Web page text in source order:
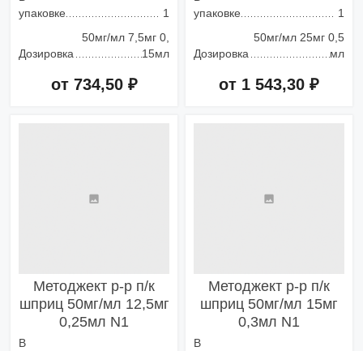
упаковке
1
Дозировка
50мг/мл 7,5мг 0,
15мл
от 734,50 ₽
упаковке
1
Дозировка
50мг/мл 25мг 0,5
мл
от 1 543,30 ₽
Методжект р-р п/к
шприц 50мг/мл 12,5мг
0,25мл N1
В
Методжект р-р п/к
шприц 50мг/мл 15мг
0,3мл N1
В